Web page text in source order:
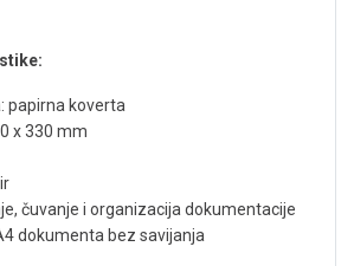
papirna koverta
x 330 mm
čuvanje i organizacija dokumentacije
dokumenta bez savijanja